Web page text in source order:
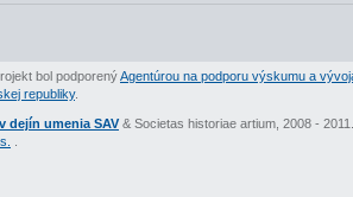
bol podporenýAgentúrou na podporu výskumu a
republiky.
dejín umenia SAV & Societas historiae artium, 2008 -